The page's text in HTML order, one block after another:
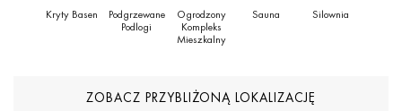
Kryty Basen
Podgrzewane
Podlogi
Ogrodzony
Kompleks
Mieszkalny
Sauna Silownia
ZOBACZ PRZYBLIŻONĄ LOKALIZACJĘ